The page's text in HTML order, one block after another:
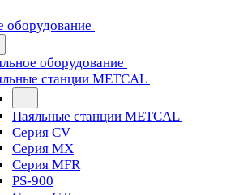
оборудование
оборудование
станции METCAL
Паяльные станции METCAL
Серия CV
Серия MX
Серия MFR
PS-900